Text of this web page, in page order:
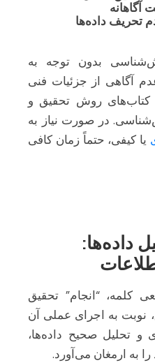
تحریف داده‌ها
بدون توجه به
آگاهی از جزئیات فنی
کتاب‌های روش تحقیق و
در صورت نیاز به
یا کیفی، حتماً زمان کافی
داده‌ها:
کلمه، “انجام” تحقیق
به اجرای عملی آن
تحلیل صحیح داده‌ها،
را به ارمغان می‌آورد.